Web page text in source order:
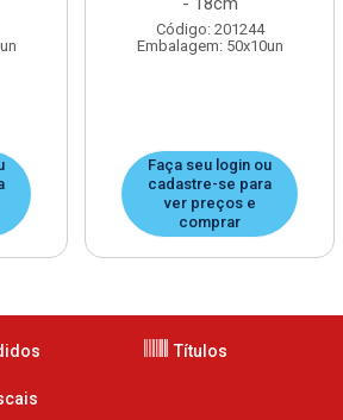
Código: 201244
Embalagem: 50x10un
Faça seu login ou
cadastre-se para
ver preços e
comprar
Títulos